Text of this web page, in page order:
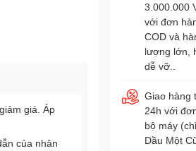
giá. Áp
của nhân
3.000.000
với đơn
COD và
lượng lớn,
dễ vỡ..
Giao hàng
24h với
bộ máy
Dầu Một